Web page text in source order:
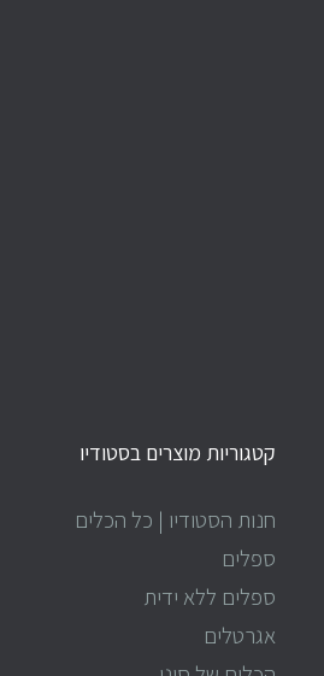
קטגוריות מוצרים בסטודיו
חנות הסטודיו | כל הכלים
ספלים
ספלים ללא ידית
אגרטלים